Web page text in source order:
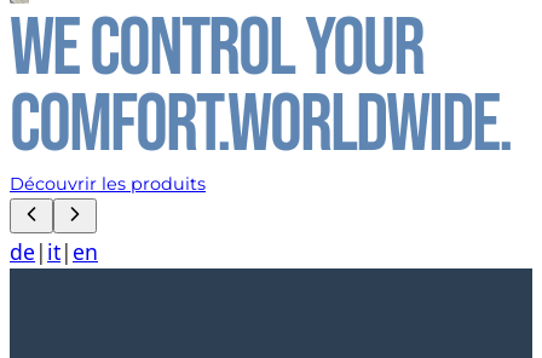
We control your
comfort.Worldwide.
Découvrir les produits
de | it| en